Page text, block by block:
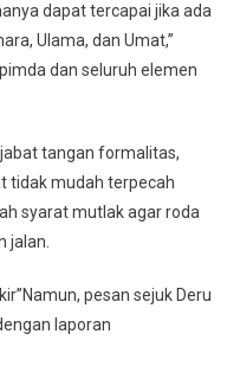
dapat tercapai jika ada
Ulama, dan Umat,”
dan seluruh elemen
tangan formalitas,
tidak mudah terpecah
syarat mutlak agar roda
jalan.
pesan sejuk Deru
laporan